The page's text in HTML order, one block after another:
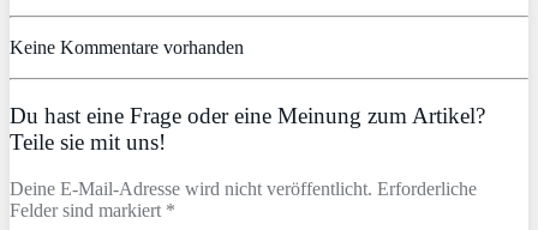
Keine Kommentare vorhanden
Du hast eine Frage oder eine Meinung zum Artikel?
Teile sie mit uns!
Deine E-Mail-Adresse wird nicht veröffentlicht. Erforderliche
Felder sind markiert *